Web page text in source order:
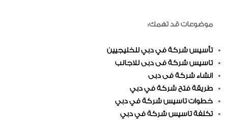
موضوعات قد تهمك:
تأسيس شركة في دبي للخليجيين
تاسيس شركة فى دبى للاجانب
انشاء شركة فى دبى
طريقة فتح شركة في دبي
خطوات تاسيس شركة في دبي
تكلفة تاسيس شركة في دبي